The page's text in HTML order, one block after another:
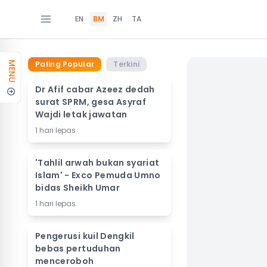
EN BM ZH TA
MENU Paling Popular Terkini
Dr Afif cabar Azeez dedah
surat SPRM, gesa Asyraf
Wajdi letak jawatan
1 hari lepas
'Tahlil arwah bukan syariat
Islam' - Exco Pemuda Umno
bidas Sheikh Umar
1 hari lepas
Pengerusi kuil Dengkil
bebas pertuduhan
menceroboh